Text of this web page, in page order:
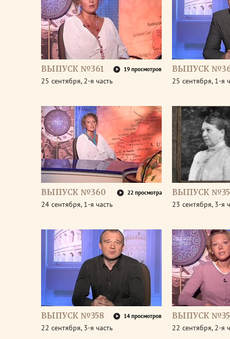
ВЫПУСК №361 19 просмотров
25 сентября, 2-я часть
ВЫПУСК
25 сентября, 1-я
ВЫПУСК №360 22 просмотра
24 сентября, 1-я часть
ВЫПУСК
23 сентября, 3-я
ВЫПУСК №358 14 просмотров
22 сентября, 3-я часть
ВЫПУСК
22 сентября, 2-я